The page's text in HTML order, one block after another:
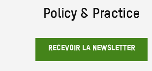
Policy & Practice
RECEVOIR LA NEWSLETTER